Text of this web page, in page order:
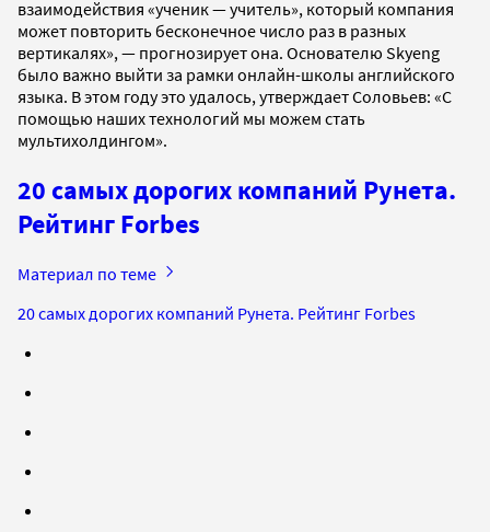
взаимодействия «ученик — учитель», который компания
может повторить бесконечное число раз в разных
вертикалях», — прогнозирует она. Основателю Skyeng
было важно выйти за рамки онлайн-школы английского
языка. В этом году это удалось, утверждает Соловьев: «С
помощью наших технологий мы можем стать
мультихолдингом».
20 самых дорогих компаний Рунета.
Рейтинг Forbes
Материал по теме
20 самых дорогих компаний Рунета. Рейтинг Forbes